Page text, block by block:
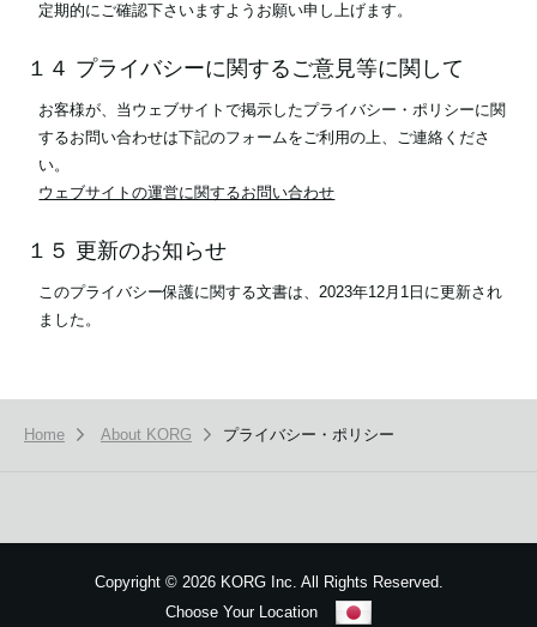
定期的にご確認下さいますようお願い申し上げます。
１４ プライバシーに関するご意見等に関して
お客様が、当ウェブサイトで掲示したプライバシー・ポリシーに関
するお問い合わせは下記のフォームをご利用の上、ご連絡くださ
い。
ウェブサイトの運営に関するお問い合わせ
１５ 更新のお知らせ
このプライバシー保護に関する文書は、2023年12月1日に更新され
ました。
Home About KORG プライバシー・ポリシー
Copyright ©2026 KORG Inc. All Rights Reserved.
Choose Your Location